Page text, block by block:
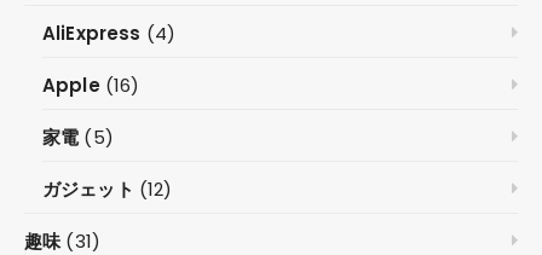
AliExpress (4)
Apple(16)
家電(5)
ガジェット (12)
趣味(31)